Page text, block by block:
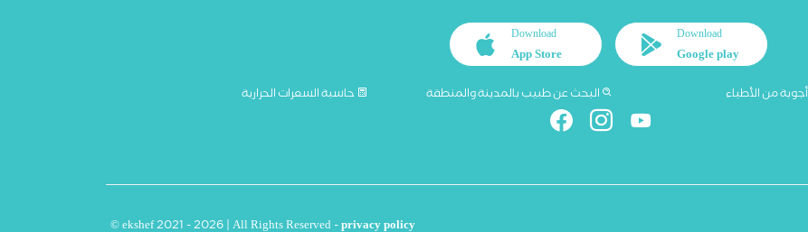
Download
Google play
Download
App Store
من الأطباء البحث عن طبيب بالمدينة والمنطقة حاسبة السعرات الحرارية
© ekshef 2021 - 2026 | All Rights Reserved -privacy policy